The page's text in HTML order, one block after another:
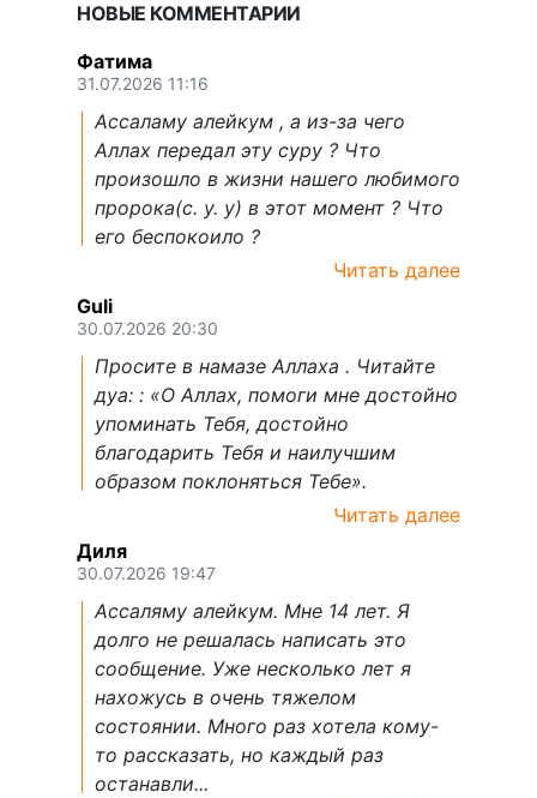
НОВЫЕ КОММЕНТАРИИ
Фатима
31.07.2026 11:16
Ассаламу алейкум , а из-за чего
Аллах передал эту суру ? Что
произошло в жизни нашего любимого
пророка(с. у. у) в этот момент ? Что
его беспокоило ?
Читать далее
Guli
30.07.2026 20:30
Просите в намазе Аллаха . Читайте
дуа: : «О Аллах, помоги мне достойно
упоминать Тебя, достойно
благодарить Тебя и наилучшим
образом поклоняться Тебе».
Читать далее
Диля
30.07.2026 19:47
Ассаляму алейкум. Мне 14 лет. Я
долго не решалась написать это
сообщение. Уже несколько лет я
нахожусь в очень тяжелом
состоянии. Много раз хотела кому-
то рассказать, но каждый раз
останавли...